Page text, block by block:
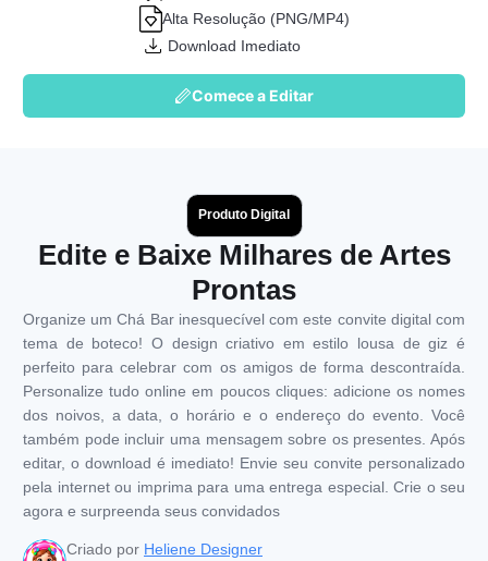
Alta Resolução (PNG/MP4)
Download Imediato
Comece a Editar
Produto Digital
Edite e Baixe Milhares de Artes
Prontas
Organize um Chá Bar inesquecível com este convite digital com
tema de boteco! O design criativo em estilo lousa de giz é
perfeito para celebrar com os amigos de forma descontraída.
Personalize tudo online em poucos cliques: adicione os nomes
dos noivos, a data, o horário e o endereço do evento. Você
também pode incluir uma mensagem sobre os presentes. Após
editar, o download é imediato! Envie seu convite personalizado
pela internet ou imprima para uma entrega especial. Crie o seu
agora e surpreenda seus convidados
Criado por Heliene Designer